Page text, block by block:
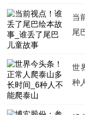
当
尾
世
种